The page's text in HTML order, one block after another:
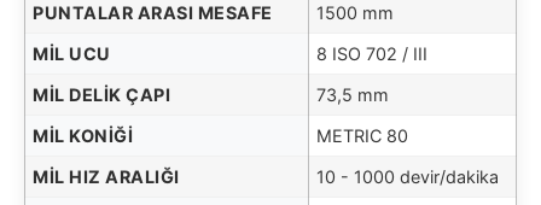
PUNTALAR ARASI MESAFE
1500 mm
MIL UCU
8 ISO 702 / III
MIL DELIK ÇAPI
73,5 mm
MIL KONIĞI
METRIC 80
MIL HIZ ARALIĞI
10 - 1000 devir/dakika